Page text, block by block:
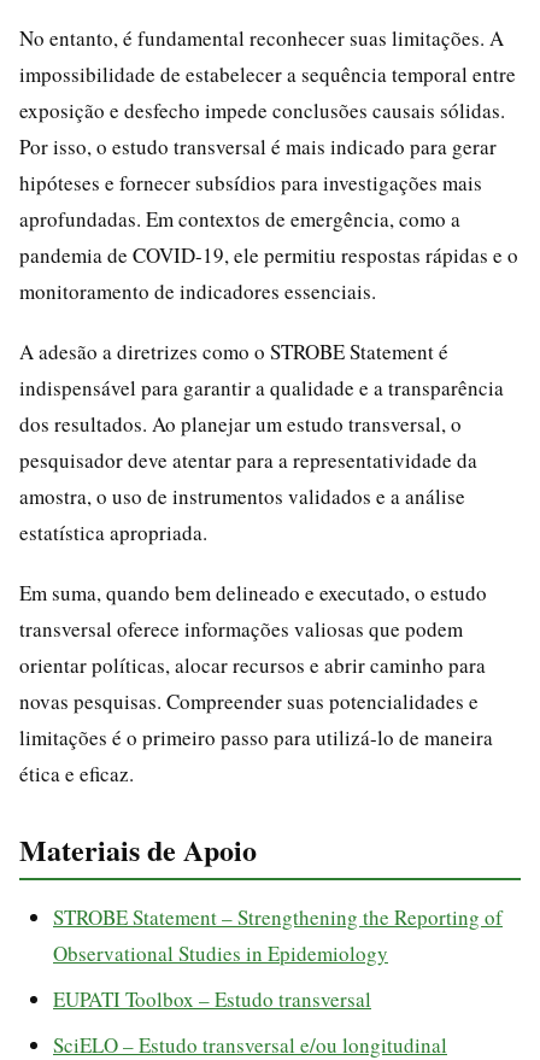
No entanto, é fundamental reconhecer suas limitações. A
impossibilidade de estabelecer a sequência temporal entre
exposição e desfecho impede conclusões causais sólidas.
Por isso, o estudo transversal é mais indicado para gerar
hipóteses e fornecer subsídios para investigações mais
aprofundadas. Em contextos de emergência, como a
pandemia de COVID-19, ele permitiu respostas rápidas e o
monitoramento de indicadores essenciais.
A adesão a diretrizes como o STROBE Statement é
indispensável para garantir a qualidade e a transparência
dos resultados. Ao planejar um estudo transversal, o
pesquisador deve atentar para a representatividade da
amostra, o uso de instrumentos validados e a análise
estatística apropriada.
Em suma, quando bem delineado e executado, o estudo
transversal oferece informações valiosas que podem
orientar políticas, alocar recursos e abrir caminho para
novas pesquisas. Compreender suas potencialidades e
limitações é o primeiro passo para utilizá-lo de maneira
ética e eficaz.
Materiais de Apoio
STROBE Statement – Strengthening the Reporting of
Observational Studies in Epidemiology
EUPATI Toolbox – Estudo transversal
SciELO – Estudo transversal e/ou longitudinal